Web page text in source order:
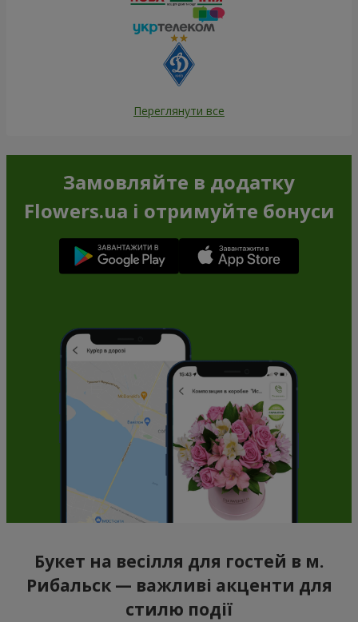
Переглянути все
Замовляйте в додатку
Flowers.ua і отримуйте бонуси
Букет на весілля для гостей в м.
Рибальск — важливі акценти для
стилю події